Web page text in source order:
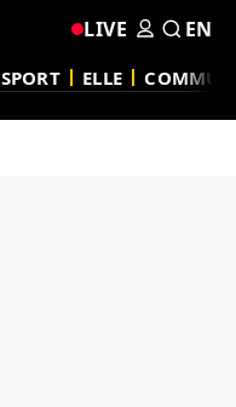
SPORT ELLE
LIVE EN